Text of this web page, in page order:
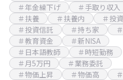
＃年金繰下げ
＃手取り収入
＃扶養
＃扶養内
＃投資
＃投資信託
＃持ち家
＃教育資金
＃新NISA
＃日本語教師
＃時短勤務
＃月5万円
＃業務委託
＃物価上昇
＃物価高